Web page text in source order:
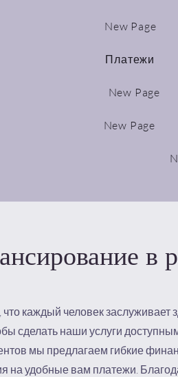
New Page
Платежи
New Page
New Page
в
каждый человек
сделать наши услуги
мы предлагаем гибкие
на удобные вам платежи.